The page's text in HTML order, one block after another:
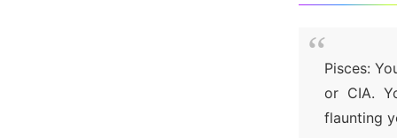
Pisces:
or CIA.
flaunting